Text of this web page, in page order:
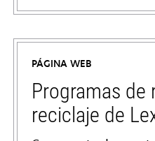
se
abre
una
pestaña
nueva
PÁGINA WEB
Programas de
reciclaje de